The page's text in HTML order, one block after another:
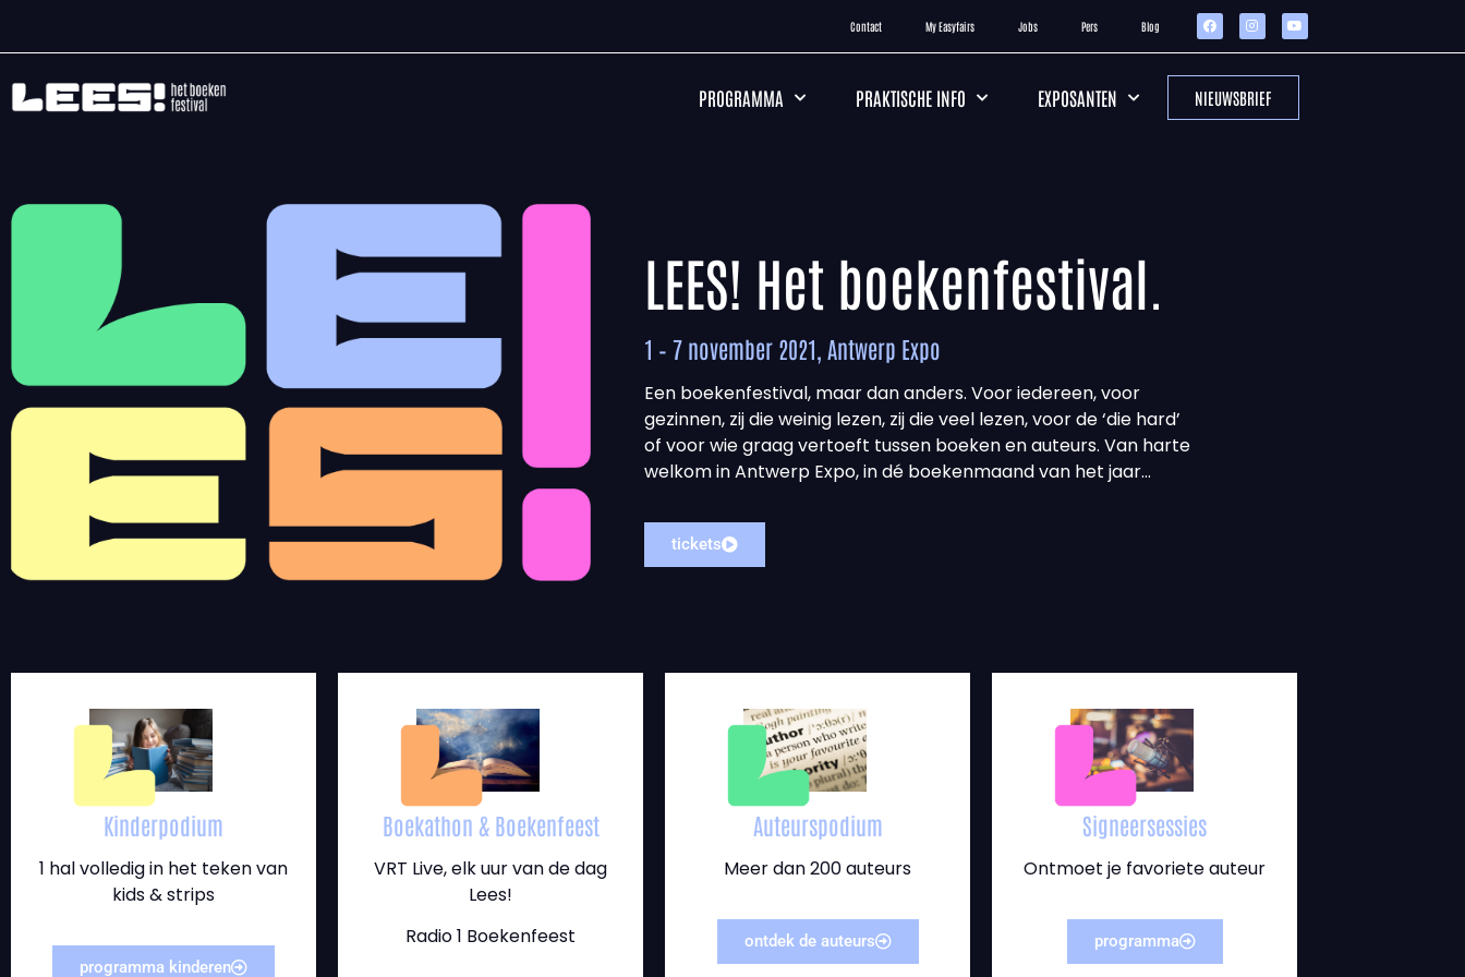
Contact My Easyfairs Jobs Pers Blog
PROGRAMMA PRAKTISCHE INFO EXPOSANTEN NIEUWSBRIEF
LEES! Het boekenfestival.
1 – 7 november 2021, Antwerp Expo
Een boekenfestival, maar dan anders. Voor iedereen, voor
gezinnen, zij die weinig lezen, zij die veel lezen, voor de ‘die hard’
of voor wie graag vertoeft tussen boeken en auteurs. Van harte
welkom in Antwerp Expo, in dé boekenmaand van het jaar…
tickets
Kinderpodium
1 hal volledig in het teken van
kids & strips
programma kinderen
Boekathon & Boekenfeest
VRT Live, elk uur van de dag
Lees!
Radio 1 Boekenfeest
Auteurspodium
Meer dan 200 auteurs
ontdek de auteurs
Signeersessies
Ontmoet je favoriete auteur
programma